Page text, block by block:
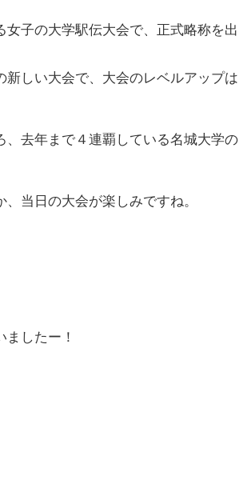
子の大学駅伝大会で、正式略称を出
しい大会で、大会のレベルアップは
去年まで４連覇している名城大学の
当日の大会が楽しみですね。
したー！